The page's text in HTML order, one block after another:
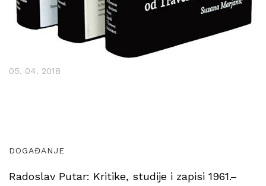
05. 04. 2018
DOGAĐANJE
Radoslav Putar: Kritike, studije i zapisi 1961.–